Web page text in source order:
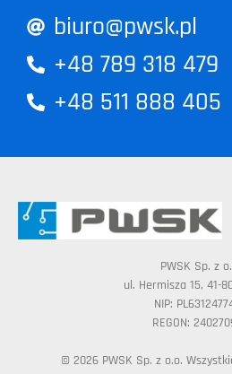
biuro@pwsk.pl
+48 789 318 479
+48 511 888 405
PWSK Sp. z
ul. Hermisza 15, 41-
NIP:
REGON:
© 2026 PWSK Sp. z o.o.